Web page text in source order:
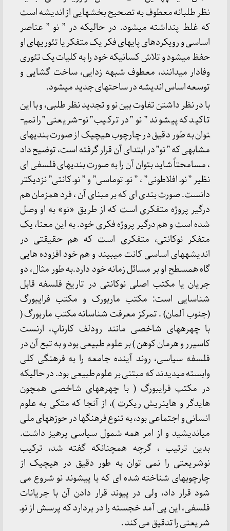
نظر طلبانه معطوف به تصحیح بخش­هایی از اندیشه است
که غلط پنداشته می­شود. در حالیکه در ” نو ” عناصر
اساسی و رویکردهای پایه­ای فکر یک متفکر یا تئوریهای او
حفظ می­شود و تلاش کسانیکه خود را به کلیات یک تئوری
وفادار می­دانند، معطوف شبهه زدایی، ساخت گشایی و
توسعه اساس اندیشه در ساحت­های جدید می­شود.
با در نظر داشتن تفاوت بین نو و تجدید نظر طلبی، و با این
تاکید که پیشوند ” نو ” در ترکیب ” نو-شریعتی” را نمی­
توان به طور دقیق در چارچوب هیچیک از صورت بندی­های
مشابهی که ” نو” در ابتدای آن قرار گرفته است، توضیح داد
، مسامحتاً شاید بتوان آن را به صورت بندی­های فلسفی ای
نظیر ” نوـ افلاطونی” ، ” نوـ توماسی” و ” نوـ کانتی” نزدیکتر
دانست. صورت بندی ای که بر مبنای آن ، فرد همزمان هم
درگیر پروژه متفکری است که از طریق «نو» به او وصل
شده است و هم درگیر پروژه فکری خود. به این معنا، یک
متفکر نو­کانتی، متفکری است که هم حقیقتی در
اندیشه­های اساسی کانت می­بیند و هم خود افزوده هایی
گاه هم­سطح او بر مسائل زمانه خود دارد.به طور مثال، دو
جریان یا مکتب اصلی نوکانتی در تاریخ فلسفه قابل
شناسایی است: مکتب ماربورک و مکتب فرایبورگ
(جنوب آلمان) . تمرکز معرفت شناسانه مکتب ماربورگ (
با چهره­های شاخصی مانند رودلف کارناپ، ارنست
کاسیرر و هرمان کوهن ) بر علوم طبیعی بود و به تبع آن در
فلسفه سیاسی، روند آینده جامعه را به فرهنگی کلی
وابسته می­دیدند که مبتنی بر علوم طبیعی بود. در حالیکه
در مکتب فرایبورگ ( با چهره­های شاخصی همچون
هایدگر و هاینریش ریکرت )، از آنجا که متکی به علوم
انسانی و اجتماعی بود، به تنوع فرهنگ­ها در حوزه­های ملی
می­اندیشید و از امر همه شمول سیاسی پرهیز داشت.
بدین ترتیب ، گرچه همچنانکه گفته شد، ترکیب
نوشریعتی را نمی توان به طور دقیق در هیچیک از
چارچوبهای شناخته شده ای که با پیشوند نو شروع می
شود قرار داد، ولی در پیوند قرار دادن آن با جریانات
فلسفی، این پی آمد خجسته را در بردارد که پرسش از نوـ
شریعتی را تدقیق می کند .